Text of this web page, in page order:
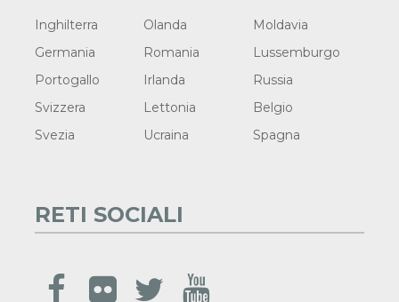
Inghilterra Olanda
Moldavia
Germania
Romania
Lussemburgo
Portogallo
Irlanda
Russia
Svizzera
Lettonia
Belgio
Svezia
Ucraina Spagna
RETI SOCIALI